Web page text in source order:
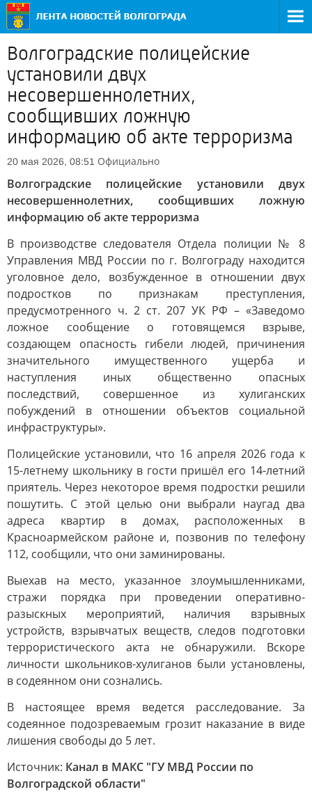
Волгоградские полицейские
установили двух
несовершеннолетних,
сообщивших ложную
информацию об акте терроризма
20 мая 2026, 08:51 Официально
Волгоградские полицейские установили двух
несовершеннолетних, сообщивших ложную
информацию об акте терроризма
В производстве следователя Отдела полиции № 8
Управления МВД России по г. Волгограду находится
уголовное дело, возбужденное в отношении двух
подростков по признакам преступления,
предусмотренного ч. 2 ст. 207 УК РФ – «Заведомо
ложное сообщение о готовящемся взрыве,
создающем опасность гибели людей, причинения
значительного имущественного ущерба и
наступления иных общественно опасных
последствий, совершенное из хулиганских
побуждений в отношении объектов социальной
инфраструктуры».
Полицейские установили, что 16 апреля 2026 года к
15-летнему школьнику в гости пришёл его 14-летний
приятель. Через некоторое время подростки решили
пошутить. С этой целью они выбрали наугад два
адреса квартир в домах, расположенных в
Красноармейском районе и, позвонив по телефону
112, сообщили, что они заминированы.
Выехав на место, указанное злоумышленниками,
стражи порядка при проведении оперативно-
разыскных мероприятий, наличия взрывных
устройств, взрывчатых веществ, следов подготовки
террористического акта не обнаружили. Вскоре
личности школьников-хулиганов были установлены,
в содеянном они сознались.
В настоящее время ведется расследование. За
содеянное подозреваемым грозит наказание в виде
лишения свободы до 5 лет.
Источник: Канал в МАКС "ГУ МВД России по
Волгоградской области"